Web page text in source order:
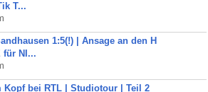
T...
1:5(!) | Ansage an den H
für NI...
Kopf bei RTL | Studiotour | Teil 2